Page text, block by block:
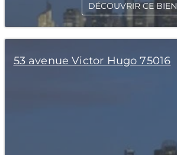
DÉCOUVRIR CE BIEN
53 avenue Victor Hugo 75016